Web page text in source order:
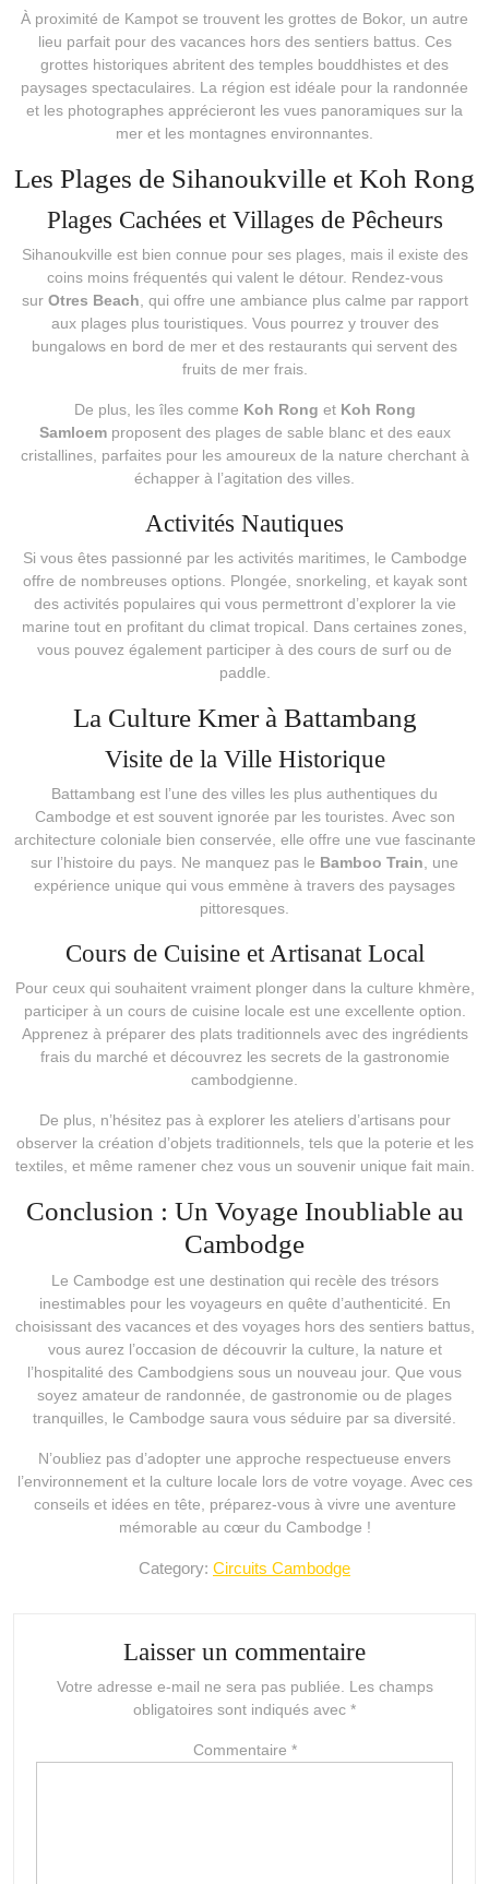
À proximité de Kampot se trouvent les grottes de Bokor, un autre
lieu parfait pour des vacances hors des sentiers battus. Ces
grottes historiques abritent des temples bouddhistes et des
paysages spectaculaires. La région est idéale pour la randonnée
et les photographes apprécieront les vues panoramiques sur la
mer et les montagnes environnantes.
Les Plages de Sihanoukville et Koh Rong
Plages Cachées et Villages de Pêcheurs
Sihanoukville est bien connue pour ses plages, mais il existe des
coins moins fréquentés qui valent le détour. Rendez-vous
sur Otres Beach , qui offre une ambiance plus calme par rapport
aux plages plus touristiques. Vous pourrez y trouver des
bungalows en bord de mer et des restaurants qui servent des
fruits de mer frais.
De plus, les îles comme Koh Rong et Koh Rong
Samloemproposent des plages de sable blanc et des eaux
cristallines, parfaites pour les amoureux de la nature cherchant à
échapper à l’agitation des villes.
Activités Nautiques
Si vous êtes passionné par les activités maritimes, le Cambodge
offre de nombreuses options. Plongée, snorkeling, et kayak sont
des activités populaires qui vous permettront d’explorer la vie
marine tout en profitant du climat tropical. Dans certaines zones,
vous pouvez également participer à des cours de surf ou de
paddle.
La Culture Kmer à Battambang
Visite de la Ville Historique
Battambang est l’une des villes les plus authentiques du
Cambodge et est souvent ignorée par les touristes. Avec son
architecture coloniale bien conservée, elle offre une vue fascinante
sur l’histoire du pays. Ne manquez pas le Bamboo Train , une
expérience unique qui vous emmène à travers des paysages
pittoresques.
Cours de Cuisine et Artisanat Local
Pour ceux qui souhaitent vraiment plonger dans la culture khmère,
participer à un cours de cuisine locale est une excellente option.
Apprenez à préparer des plats traditionnels avec des ingrédients
frais du marché et découvrez les secrets de la gastronomie
cambodgienne.
De plus, n’hésitez pas à explorer les ateliers d’artisans pour
observer la création d’objets traditionnels, tels que la poterie et les
textiles, et même ramener chez vous un souvenir unique fait main.
Conclusion : Un Voyage Inoubliable au
Cambodge
Le Cambodge est une destination qui recèle des trésors
inestimables pour les voyageurs en quête d’authenticité. En
choisissant des vacances et des voyages hors des sentiers battus,
vous aurez l’occasion de découvrir la culture, la nature et
l’hospitalité des Cambodgiens sous un nouveau jour. Que vous
soyez amateur de randonnée, de gastronomie ou de plages
tranquilles, le Cambodge saura vous séduire par sa diversité.
N’oubliez pas d’adopter une approche respectueuse envers
l’environnement et la culture locale lors de votre voyage. Avec ces
conseils et idées en tête, préparez-vous à vivre une aventure
mémorable au cœur du Cambodge !
Category: Circuits Cambodge
Laisser un commentaire
Votre adresse e-mail ne sera pas publiée.
Les champs
obligatoires sont indiqués avec *
Commentaire *